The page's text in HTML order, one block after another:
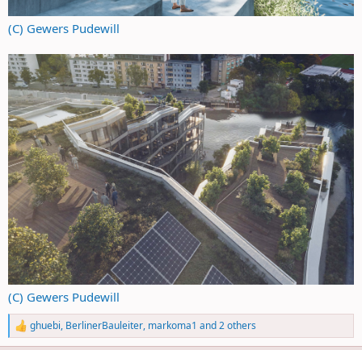
(C) Gewers Pudewill
(C) Gewers Pudewill
R
e
ghuebi, BerlinerBauleiter, markoma1 and 2 others